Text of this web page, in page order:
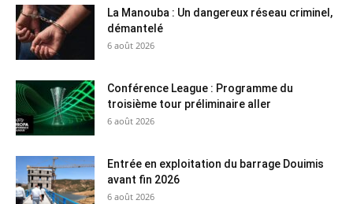
La Manouba : Un dangereux réseau criminel,
démantelé
6 août 2026
Conférence League : Programme du
troisième tour préliminaire aller
6 août 2026
Entrée en exploitation du barrage Douimis
avant fin 2026
6 août 2026